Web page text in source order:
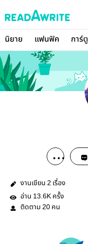
นิยาย แฟนฟิค การ์
งานเขียน 2 เรื่อง
อ่าน 13.6K ครั้ง
ติดตาม 20 คน